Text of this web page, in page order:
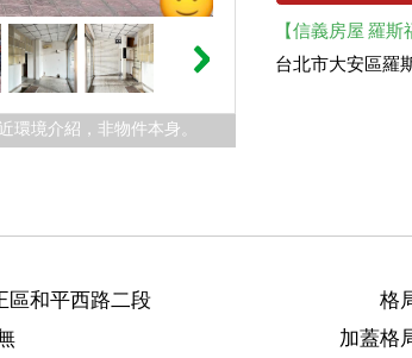
環境介紹，非物件本身。
【信義房屋 羅
台北市大安區羅
區和平西路二段
格
加蓋格